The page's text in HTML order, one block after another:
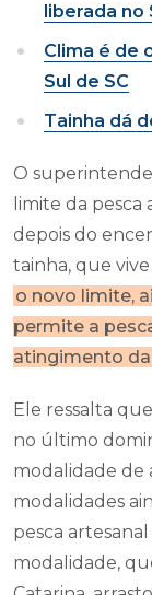
liberada no
Clima é de
Sul de SC
Tainha dá
O
limite da pesca
depois do
tainha, que
o novo limite,
permite a
atingimento
Ele ressalta
no último
modalidade de
modalidades
pesca
modalidade,